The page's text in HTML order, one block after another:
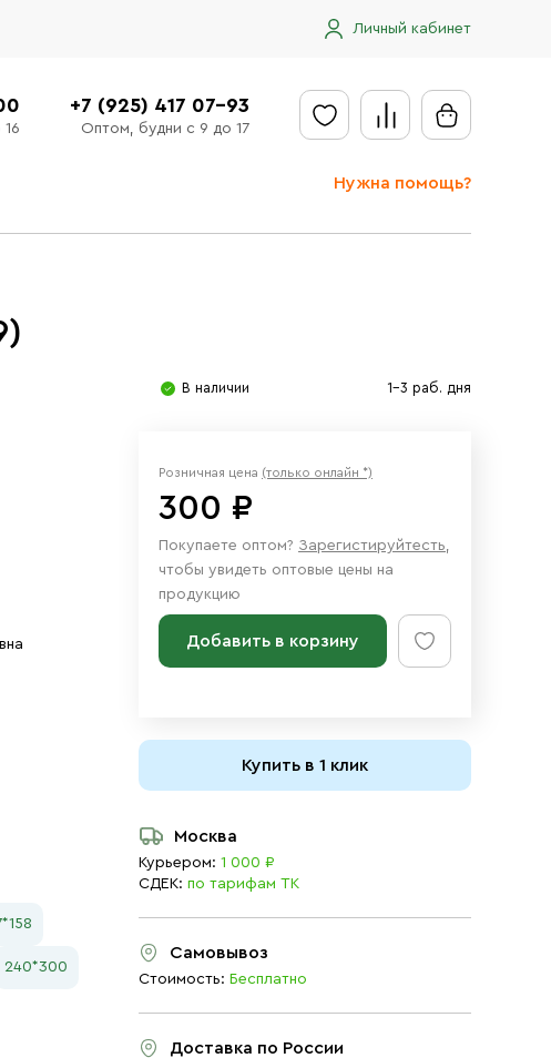
Личный кабинет
+7 (925) 417 07-93
Оптом, будни с 9 до 17
Нужна помощь?
Отправить заявку
В наличии 1-3 раб. дня
240*300
Розничная цена (только онлайн *)
300 ₽
Покупаете оптом? Зарегистируйтесть,
чтобы увидеть оптовые цены на
продукцию
Добавить в корзину
Купить в 1 клик
Москва
Курьером: 1 000 ₽
СДЕК: по тарифам ТК
Самовывоз
Стоимость: Бесплатно
Доставка по России